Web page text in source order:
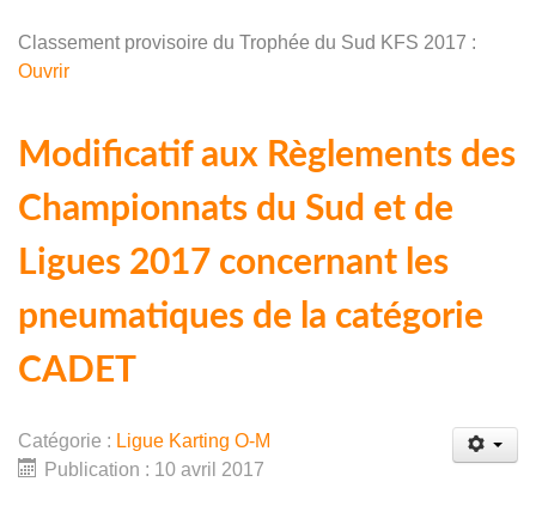
Classement provisoire du Trophée du Sud KFS 2017 :
Ouvrir
Modificatif aux Règlements des
Championnats du Sud et de
Ligues 2017 concernant les
pneumatiques de la catégorie
CADET
Catégorie : Ligue Karting O-M
Publication : 10 avril 2017